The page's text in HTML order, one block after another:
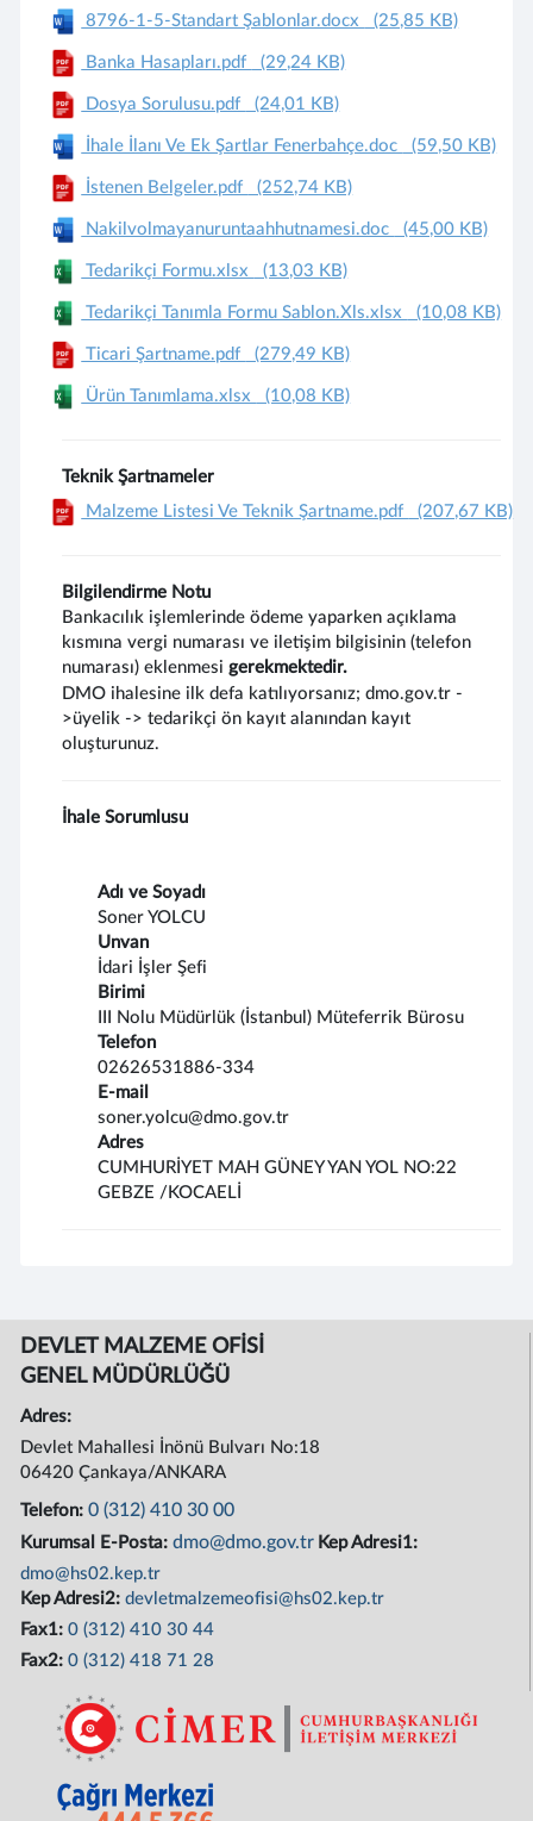
8796-1-5-Standart Şablonlar.docx (25,85 KB)
Banka Hasapları.pdf (29,24 KB)
Dosya Sorulusu.pdf (24,01 KB)
İhale İlanı Ve Ek Şartlar Fenerbahçe.doc (59,50 KB)
İstenen Belgeler.pdf (252,74 KB)
Nakilvolmayanuruntaahhutnamesi.doc (45,00 KB)
Tedarikçi Formu.xlsx (13,03 KB)
Tedarikçi Tanımla Formu Sablon.Xls.xlsx (10,08 KB)
Ticari Şartname.pdf (279,49 KB)
Ürün Tanımlama.xlsx (10,08 KB)
Teknik Şartnameler
Malzeme Listesi Ve Teknik Şartname.pdf
(207,67 KB)
Bilgilendirme Notu
Bankacılık işlemlerinde ödeme yaparken açıklama
kısmına vergi numarası ve iletişim bilgisinin (telefon
numarası) eklenmesigerekmektedir.
DMO ihalesine ilk defa katılıyorsanız; dmo.gov.tr -
>üyelik -> tedarikçi ön kayıt alanından kayıt
oluşturunuz.
İhale Sorumlusu
Adı ve Soyadı
Soner YOLCU
Unvan
İdari İşler Şefi
Birimi
III Nolu Müdürlük (İstanbul) Müteferrik Bürosu
Telefon
02626531886-334
E-mail
soner.yolcu@dmo.gov.tr
Adres
CUMHURİYET MAH GÜNEY YAN YOL NO:22
GEBZE /KOCAELİ
DEVLET MALZEME OFİSİ
GENEL MÜDÜRLÜĞÜ
Adres:
Devlet Mahallesi İnönü Bulvarı No:18
06420 Çankaya/ANKARA
Telefon:0 (312) 410 30 00
Kurumsal E-Posta:dmo@dmo.gov.tr Kep Adresi1:
dmo@hs02.kep.tr
Kep Adresi2:devletmalzemeofisi@hs02.kep.tr
Fax1:0 (312) 410 30 44
Fax2:0 (312) 418 71 28